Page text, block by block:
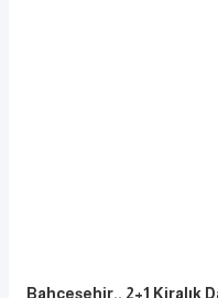
Bahçeşehir.. 2+1 Kiralık